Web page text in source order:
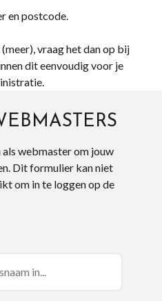
en postcode.
vraag het dan op bij
dit eenvoudig voor je
webmaster om jouw
Dit formulier kan niet
om in te loggen op de